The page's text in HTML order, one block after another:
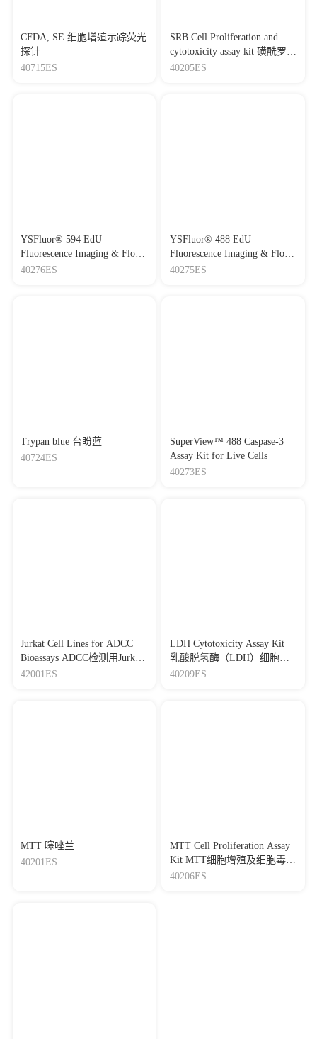
CFDA, SE 细胞增殖示踪荧光
探针
40715ES
SRB Cell Proliferation and
cytotoxicity assay kit 磺酰罗丹
明B（SRB）细胞增殖和毒性
40205ES
YSFluor® 594 EdU
Fluorescence Imaging & Flow
Cytometry Assay kit
40276ES
YSFluor® 488 EdU
Fluorescence Imaging & Flow
Cytometry Assay kit
40275ES
Trypan blue 台盼蓝
40724ES
SuperView™ 488 Caspase-3
Assay Kit for Live Cells
40273ES
Jurkat Cell Lines for ADCC
Bioassays ADCC检测用Jurkat
效应细胞株
42001ES
LDH Cytotoxicity Assay Kit
乳酸脱氢酶（LDH）细胞毒
性检测试剂盒
40209ES
MTT 噻唑兰
40201ES
MTT Cell Proliferation Assay
Kit MTT细胞增殖及细胞毒性
检测试剂盒
40206ES